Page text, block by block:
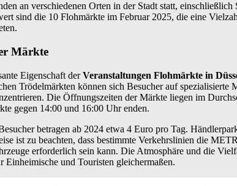
an verschiedenen Orten in der Stadt statt, einschließlich
sind die 10 Flohmärkte im Februar 2025, die eine
Märkte
Eigenschaft derVeranstaltungen Flohmärkte in
Trödelmärkten können sich Besucher auf spezialisierte
Die Öffnungszeiten der Märkte liegen im
gegen 14:00 und 16:00 Uhr enden.
betragen ab 2024 etwa 4 Euro pro Tag.
ist zu beachten, dass bestimmte Verkehrslinien die
erforderlich sein kann. Die Atmosphäre und die
Einheimische und Touristen gleichermaßen.